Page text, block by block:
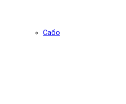
Сабо